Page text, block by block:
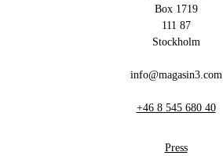
Box 1719
111 87
Stockholm
info@magasin3.com
+46 8 545 680 40
Press